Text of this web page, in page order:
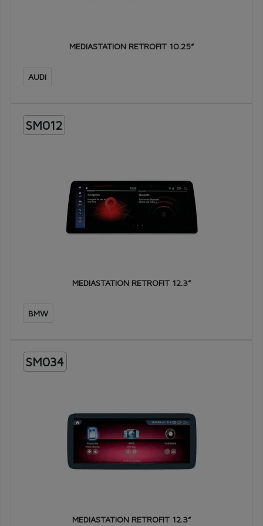
MEDIASTATION RETROFIT 10.25”
AUDI
SM012
MEDIASTATION RETROFIT 12.3”
BMW
SM034
MEDIASTATION RETROFIT 12.3”